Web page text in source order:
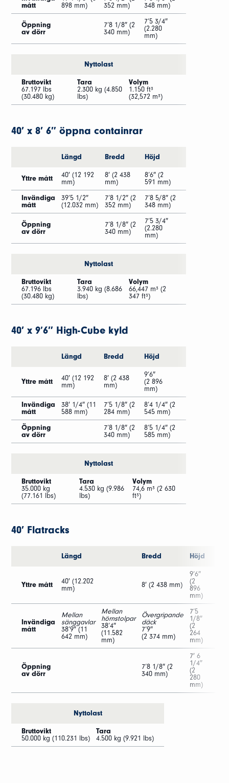
mått
898 mm)
352 mm)
348 mm)
Öppning
av dörr
7’8 1/8″ (2
340 mm)
7’5 3/4″
(2.280
mm)
Nyttolast
Bruttovikt
67.197 lbs
(30.480 kg)
Tara
2.300 kg (4.850
lbs)
Volym
1.150 ft³
(32,572 m³)
40′ x 8′ 6″ öppna containrar
Längd Bredd Höjd
Yttre mått
40′ (12 192
mm)
8′ (2 438
mm)
8’6″ (2
591 mm)
Invändiga
mått
39’5 1/2″
(12.032 mm)
7’8 1/2″ (2
352 mm)
7’8 5/8″ (2
348 mm)
Öppning
av dörr
7’8 1/8″ (2
340 mm)
7’5 3/4″
(2.280
mm)
Nyttolast
Bruttovikt
67.196 lbs
(30.480 kg)
Tara
3.940 kg (8.686
lbs)
Volym
66,447 m³ (2
347 ft³)
40′ x 9’6″ High-Cube kyld
Längd Bredd Höjd
Yttre mått
40′ (12 192
mm)
8′ (2 438
mm)
9’6″
(2 896
mm)
Invändiga
mått
38′ 1/4″ (11
588 mm)
7’5 1/8″ (2
284 mm)
8’4 1/4″ (2
545 mm)
Öppning
av dörr
7’8 1/8″ (2
340 mm)
8’5 1/4″ (2
585 mm)
Nyttolast
Bruttovikt
35.000 kg
(77.161 lbs)
Tara
4.530 kg (9.986
lbs)
Volym
74,6 m³ (2 630
ft³)
40′ Flatracks
Längd Bredd Höjd
Yttre mått
40′ (12.202
mm)
8′ (2 438 mm)
9’6″
(2
896
mm)
Invändiga
mått
Mellan
sänggavlar
38’9″ (11
642 mm)
Mellan
hörnstolpar
38’4″
(11.582
mm)
Övergripande
däck
7’9″
(2 374 mm)
7’5
1/8″
(2
264
mm)
Öppning
av dörr
7’8 1/8″ (2
340 mm)
7′ 6
1/4″
(2
280
mm)
Nyttolast
Bruttovikt
50.000 kg (110.231 lbs)
Tara
4.500 kg (9.921 lbs)